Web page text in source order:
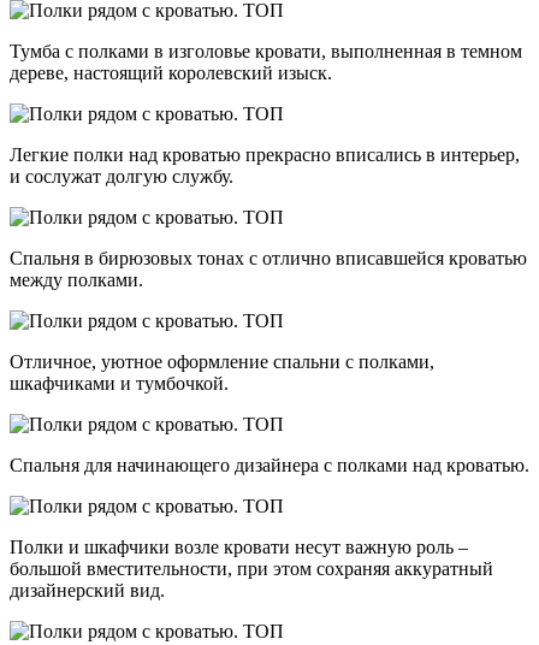
Тумба с полками в изголовье кровати, выполненная в темном
дереве, настоящий королевский изыск.
Легкие полки над кроватью прекрасно вписались в интерьер,
и сослужат долгую службу.
Спальня в бирюзовых тонах с отлично вписавшейся кроватью
между полками.
Отличное, уютное оформление спальни с полками,
шкафчиками и тумбочкой.
Спальня для начинающего дизайнера с полками над кроватью.
Полки и шкафчики возле кровати несут важную роль –
большой вместительности, при этом сохраняя аккуратный
дизайнерский вид.